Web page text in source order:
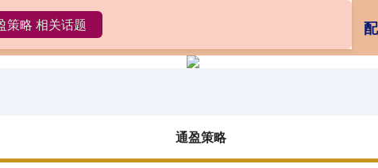
策略 在线股票配资公司
通盈策略
策略 相关话题